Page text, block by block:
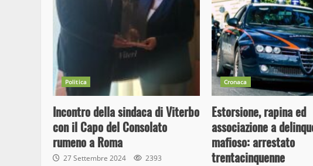
Politica
Incontro della sindaca di Viterbo
con il Capo del Consolato
rumeno a Roma
27 Settembre 2024 2393
Cronaca
Estorsione, rapina ed
associazione a
mafioso: arrestato
trentacinquenne